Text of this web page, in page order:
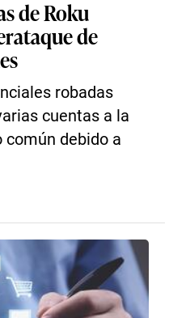
de Roku
de
robadas
cuentas a la
común debido a